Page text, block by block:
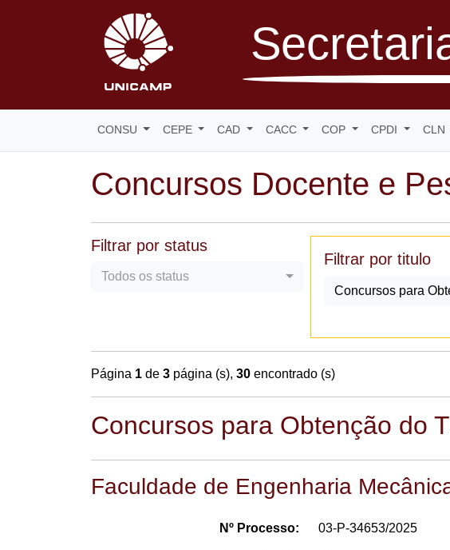
CONSU CEPE CAD CACC COP CPDI CLN
Concursos Docente e
Filtrar por status
Todos os status
Filtrar por titulo
Concursos para
Página 1 de 3 página (s), 30 encontrado (s)
Concursos para Obtenção do
Faculdade de Engenharia
Nº Processo: 03-P-34653/2025